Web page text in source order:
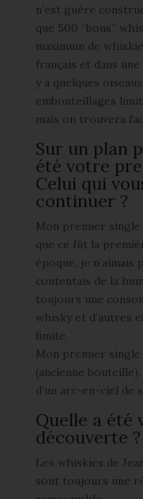
n’est guère
que 500 “bons”
maximum de
français et dans
y a quelques
embouteillages
mais on trouvera
Sur un plan
été votre
Celui qui
continuer ?
Mon premier single
que ce fût la
époque, je n’aimais
contentais de la
toujours une
whisky et d’autres
limite.
Mon premier single
(ancienne
d’un arc-en-ciel de
Quelle a été
découverte ?
Les whiskies de
sont toujours une